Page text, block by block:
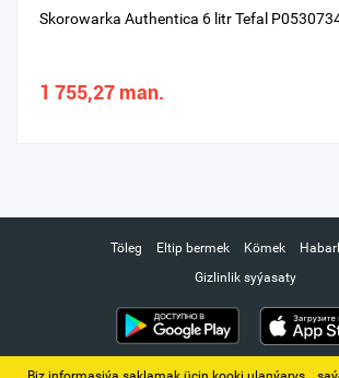
Skorowarka Authentica 6 litr Tefal
1 755,27 man.
Töleg Eltip bermek Kömek
Gizlinlik syýasaty